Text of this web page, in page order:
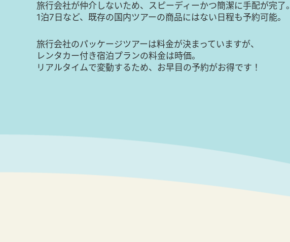
旅行会社が仲介しないため、スピーディーかつ簡潔に手配が完了。
1泊7日など、既存の国内ツアーの商品にはない日程も予約可能。
旅行会社のパッケージツアーは料金が決まっていますが、
レンタカー付き宿泊プランの料金は時価。
リアルタイムで変動するため、お早目の予約がお得です！